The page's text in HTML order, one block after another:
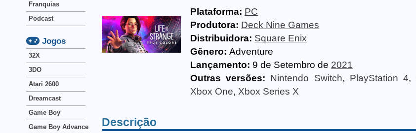
Plataforma: PC
Produtora: Deck Nine Games
Distribuidora: Square Enix
Gênero: Adventure
Lançamento: 9 de Setembro de 2021
Outras versões: Nintendo Switch, PlayStation 4,
Xbox One, Xbox Series X
Descrição
Franquias
Podcast
Jogos
32X
3DO
Atari 2600
Dreamcast
Game Boy
Game Boy Advance